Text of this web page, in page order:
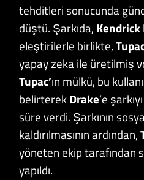
tehditleri sonucunda
düştü. Şarkıda, Kendrick
eleştirilerle birlikte,
yapay zeka ile üretilmiş
Tupac’ın mülkü, bu
belirterekDrake’e
süre verdi. Şarkının
kaldırılmasının ardından,
yöneten ekip tarafından
yapıldı.